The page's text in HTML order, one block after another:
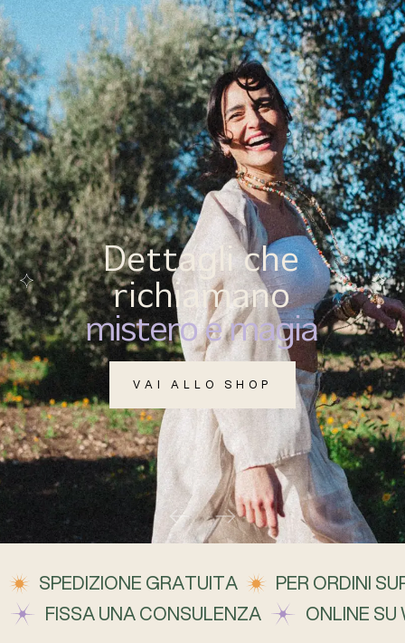
(0)
MENU
Dettagli che
richiamano
mistero e magia
VAI ALLO SHOP
SPEDIZIONE GRATUITA
PER ORDINI
FISSA UNA CONSULENZA
ONLINE